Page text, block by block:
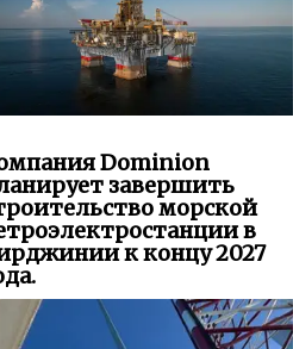
Dominion
завершить
морской
в
к концу 2027